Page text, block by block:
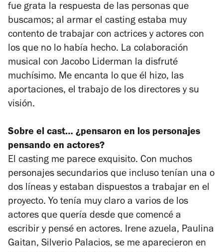
fue grata la respuesta de las personas que
buscamos; al armar el casting estaba muy
contento de trabajar con actrices y actores con
los que no lo había hecho. La colaboración
musical con Jacobo Liderman la disfruté
muchísimo. Me encanta lo que él hizo, las
aportaciones, el trabajo de los directores y su
visión.
Sobre el cast… ¿pensaron en los personajes
pensando en actores?
El casting me parece exquisito. Con muchos
personajes secundarios que incluso tenían una o
dos líneas y estaban dispuestos a trabajar en el
proyecto. Yo tenía muy claro a varios de los
actores que quería desde que comencé a
escribir y pensé en actores. Irene azuela, Paulina
Gaitan, Silverio Palacios, se me aparecieron en